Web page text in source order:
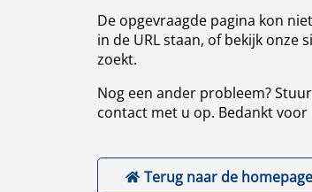
De opgevraagde pagina kon
in de URL staan, of bekijk onze
zoekt.
Nog een ander probleem?
contact met u op. Bedankt voor
Terug naar de homepage